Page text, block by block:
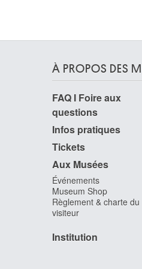
Langlet
Theizé,
Larche
Saint-
À PROPOS DES
FAQ I Foire aux
questions
Infos pratiques
Tickets
Aux Musées
Événements
Museum Shop
Règlement & charte du
visiteur
Institution